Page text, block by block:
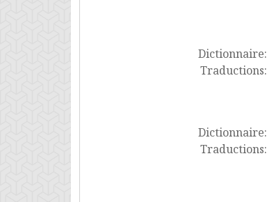
Dictionnaire:
Traductions:
Dictionnaire:
Traductions: